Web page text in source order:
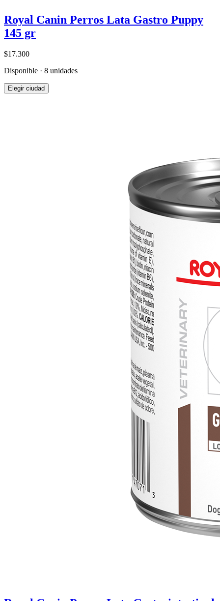
Royal Canin Perros Lata Gastro Puppy
145 gr
$17.300
Disponible · 8 unidades
Elegir ciudad